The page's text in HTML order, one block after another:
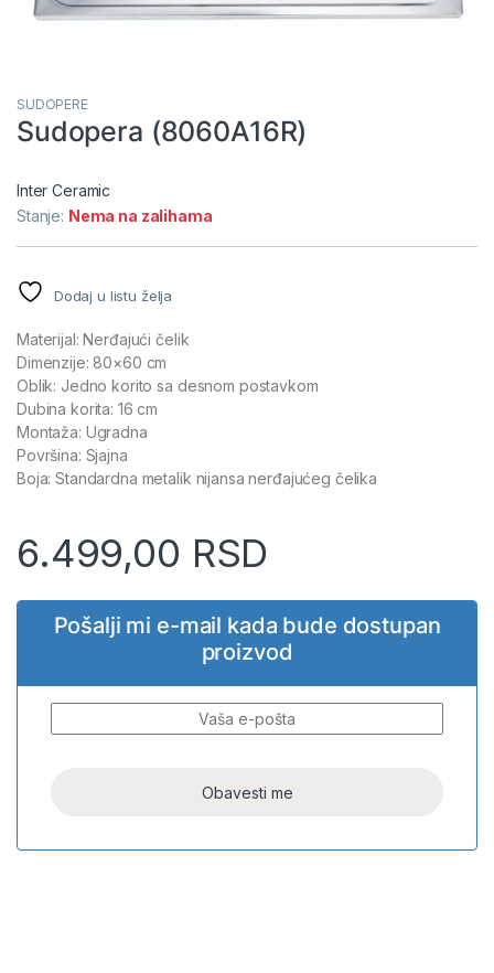
SUDOPERE
Sudopera (8060A16R)
Inter Ceramic
Stanje: Nema na zalihama
Dodaj u listu želja
Materijal: Nerđajući čelik
Dimenzije: 80×60 cm
Oblik: Jedno korito sa desnom postavkom
Dubina korita: 16 cm
Montaža: Ugradna
Površina: Sjajna
Boja: Standardna metalik nijansa nerđajućeg čelika
6.499,00 RSD
Pošalji mi e-mail kada bude dostupan
proizvod